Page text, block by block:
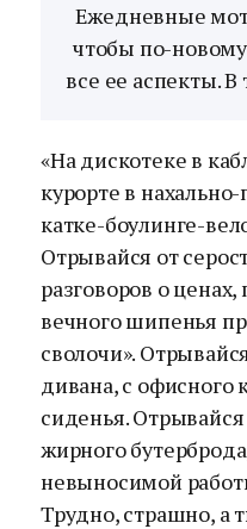
Ежедневные
чтобы по-новому
все ее аспекты.
«На дискотеке в
курорте в
катке-боулинге-
Отрывайся от
разговоров о
вечного шипенья
сволочи».
дивана, с офисного
сиденья.
жирного
невыносимой
Трудно, страшно, а